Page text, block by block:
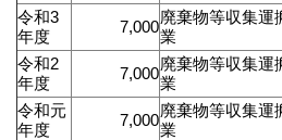
令和3
年度
7,000
廃棄物等収集運
業
令和2
年度
7,000
廃棄物等収集運
業
令和元
年度
7,000
廃棄物等収集運
業